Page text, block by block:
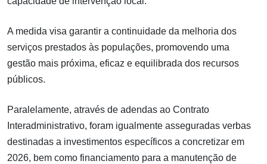
A medida visa garantir a continuidade da melhoria dos
serviços prestados às populações, promovendo uma
gestão mais próxima, eficaz e equilibrada dos recursos
públicos.
Paralelamente, através de adendas ao Contrato
Interadministrativo, foram igualmente asseguradas verbas
destinadas a investimentos específicos a concretizar em
2026, bem como financiamento para a manutenção de